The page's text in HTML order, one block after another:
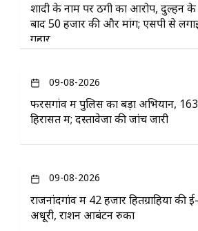
शादी के नाम पर ठगी का आरोप, दुल्हन
बाद 50 हजार की और मांग; एसपी से
गुहार
09-08-2026
फरसगांव में पुलिस का बड़ा अभियान,
हिरासत में; दस्तावेजों की जांच जारी
09-08-2026
राजनांदगांव में 42 हजार हितग्राहियों की
अधूरी, राशन आबंटन रुका